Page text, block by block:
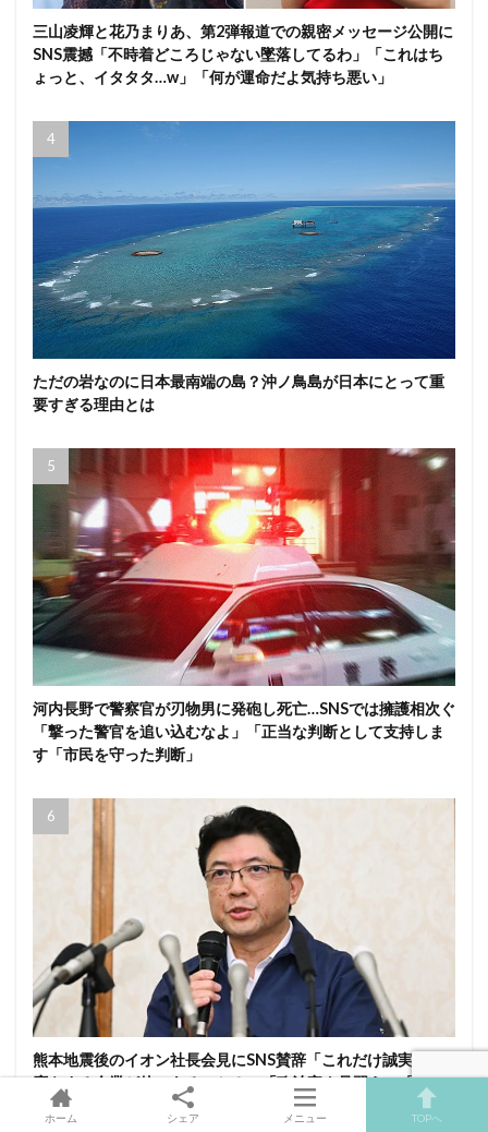
三山凌輝と花乃まりあ、第2弾報道での親密メッセージ公開に
SNS震撼「不時着どころじゃない墜落してるわ」「これはち
ょっと、イタタタ…w」「何が運命だよ気持ち悪い」
ただの岩なのに日本最南端の島？沖ノ鳥島が日本にとって重
要すぎる理由とは
河内長野で警察官が刃物男に発砲し死亡…SNSでは擁護相次ぐ
「撃った警官を追い込むなよ」「正当な判断として支持しま
す「市民を守った判断」
熊本地震後のイオン社長会見にSNS賛辞「これだけ誠実な対
応をする企業が他にあるのか？」「政治家よ見習え」「イオ
ンが好調なのがよくわかるよ」
ホーム シェア メニュー TOPへ